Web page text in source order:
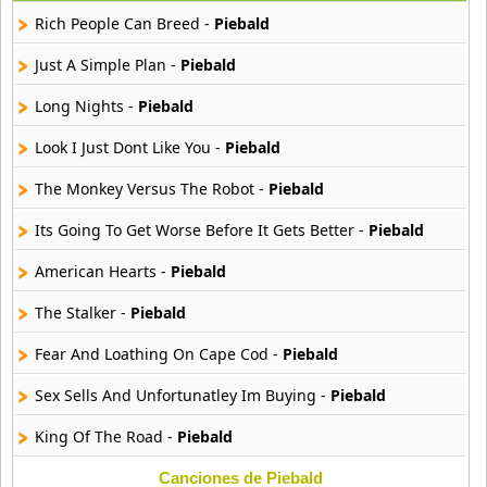
22 músicas online
Banane Metalik
26 músicas online
16 músicas online
Beady Eye
16 músicas online
Bee Gees
29 músicas online
Ben Harper
11 músicas online
Billboard
163 músicas online
Rich People Can Breed - Piebald
Just A Simple Plan - Piebald
Long Nights - Piebald
Look I Just Dont Like You - Piebald
The Monkey Versus The Robot - Piebald
Its Going To Get Worse Before It Gets Better - Piebald
American Hearts - Piebald
The Stalker - Piebald
Fear And Loathing On Cape Cod - Piebald
Sex Sells And Unfortunatley Im Buying - Piebald
King Of The Road - Piebald
Canciones de Piebald